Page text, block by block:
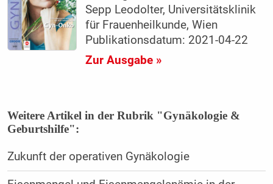
Sepp Leodolter, Universitätsklinik
für Frauenheilkunde, Wien
Publikationsdatum: 2021-04-22
Zur Ausgabe »
Weitere Artikel in der Rubrik "Gynäkologie &
Geburtshilfe":
Zukunft der operativen Gynäkologie